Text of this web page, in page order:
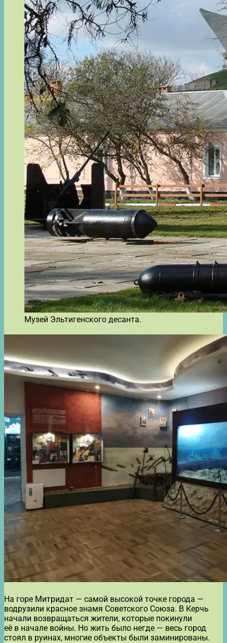
Музей Эльтигенского десанта.
На горе Митридат — самой высокой точке города —
водрузили красное знамя Советского Союза. В Керчь
начали возвращаться жители, которые покинули
её в начале войны. Но жить было негде — весь город
стоял в руинах, многие объекты были заминированы.